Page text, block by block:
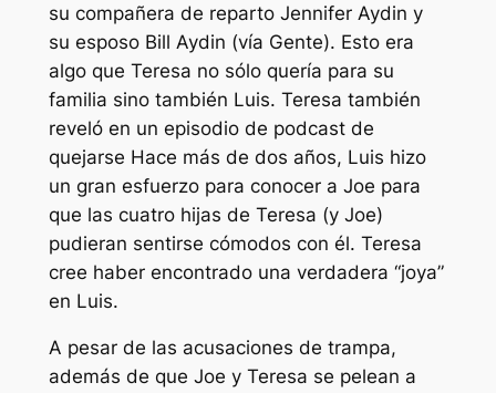
su compañera de reparto Jennifer Aydin y
su esposo Bill Aydin (vía Gente). Esto era
algo que Teresa no sólo quería para su
familia sino también Luis. Teresa también
reveló en un episodio de podcast de
quejarse Hace más de dos años, Luis hizo
un gran esfuerzo para conocer a Joe para
que las cuatro hijas de Teresa (y Joe)
pudieran sentirse cómodos con él. Teresa
cree haber encontrado una verdadera “joya”
en Luis.
A pesar de las acusaciones de trampa,
además de que Joe y Teresa se pelean a